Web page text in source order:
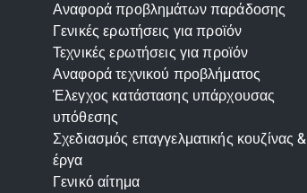
Αναφορά προβλημάτων παράδοσης
Γενικές ερωτήσεις για προϊόν
Τεχνικές ερωτήσεις για προϊόν
Αναφορά τεχνικού προβλήματος
Έλεγχος κατάστασης υπάρχουσας
υπόθεσης
Σχεδιασμός επαγγελματικής κουζίνας &
έργα
Γενικό αίτημα